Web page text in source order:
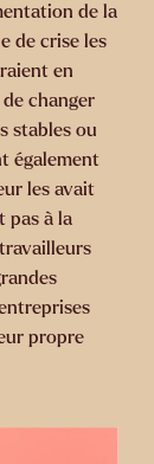
de la
de crise les
en
changer
stables ou
également
les avait
pas à la
propre